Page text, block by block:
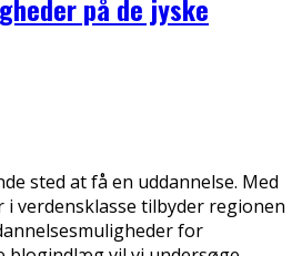
på de jyske
sted at få en uddannelse. Med
verdensklasse tilbyder regionen
for